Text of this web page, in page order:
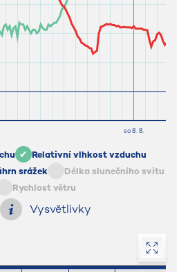
Relativní vlhkost vzduchu
srážek
Délka slunečního svitu
Rychlost větru
Vysvětlivky